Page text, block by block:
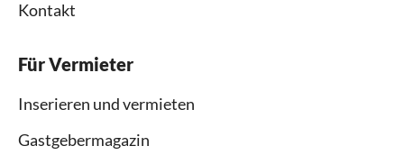
Kontakt
Für Vermieter
Inserieren und vermieten
Gastgebermagazin